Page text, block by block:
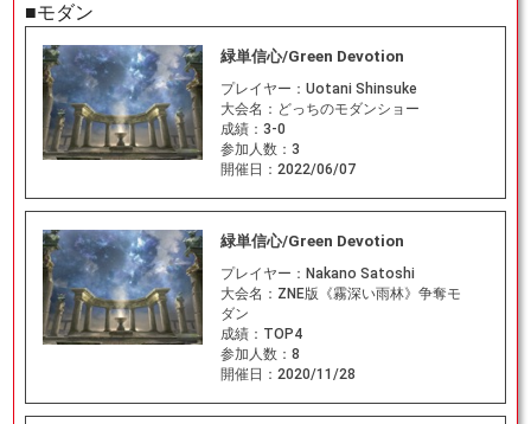
■モダン
緑単信心/Green Devotion
プレイヤー： Uotani Shinsuke
大会名： どっちのモダンショー
成績： 3-0
参加人数： 3
開催日： 2022/06/07
緑単信心/Green Devotion
プレイヤー： Nakano Satoshi
大会名： ZNE版《霧深い雨林》争奪モ
ダン
成績： TOP4
参加人数： 8
開催日： 2020/11/28